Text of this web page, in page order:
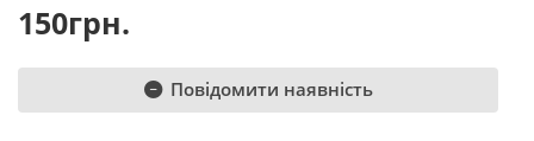
150грн.
Повідомити наявність